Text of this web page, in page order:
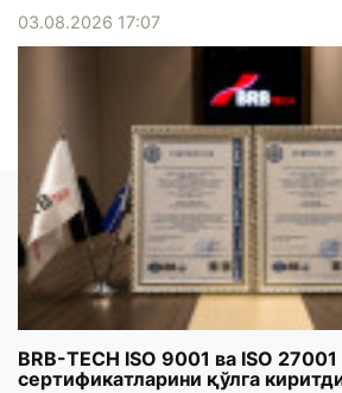
03.08.2026 17:07
BRB-TECH ISO 9001 ва ISO
сертификатларини қўлга